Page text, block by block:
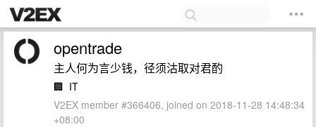
opentrade
主人何为言少钱，径须沽取对君酌
🏢 IT
V2EX member #366406, joined on 2018-11-28 14:48:34
+08:00